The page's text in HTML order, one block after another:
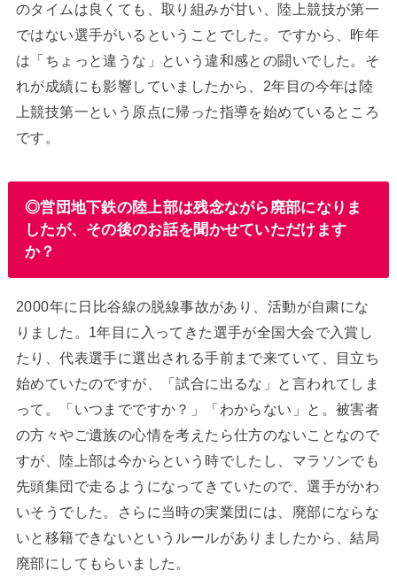
のタイムは良くても、取り組みが甘い、陸上競技が第一
ではない選手がいるということでした。ですから、昨年
は「ちょっと違うな」という違和感との闘いでした。そ
れが成績にも影響していましたから、2年目の今年は陸
上競技第一という原点に帰った指導を始めているところ
です。
◎営団地下鉄の陸上部は残念ながら廃部になりま
したが、その後のお話を聞かせていただけます
か？
2000年に日比谷線の脱線事故があり、活動が自粛にな
りました。1年目に入ってきた選手が全国大会で入賞し
たり、代表選手に選出される手前まで来ていて、目立ち
始めていたのですが、「試合に出るな」と言われてしま
って。「いつまでですか？」「わからない」と。被害者
の方々やご遺族の心情を考えたら仕方のないことなので
すが、陸上部は今からという時でしたし、マラソンでも
先頭集団で走るようになってきていたので、選手がかわ
いそうでした。さらに当時の実業団には、廃部にならな
いと移籍できないというルールがありましたから、結局
廃部にしてもらいました。